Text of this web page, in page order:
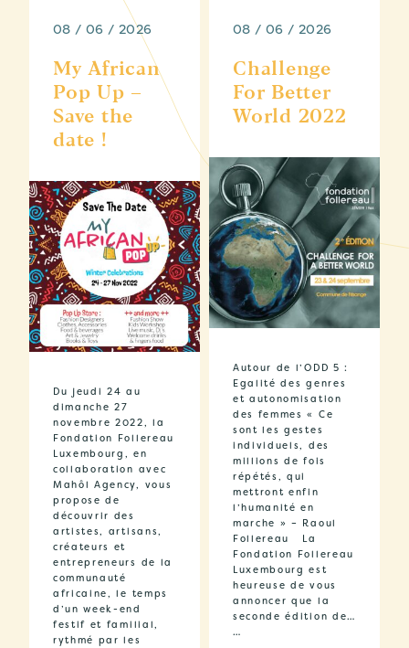
08 / 06 / 2026
My African
Pop Up –
Save the
date !
Du jeudi 24 au
dimanche 27
novembre 2022, la
Fondation Follereau
Luxembourg, en
collaboration avec
Mahôl Agency, vous
propose de
découvrir des
artistes, artisans,
créateurs et
entrepreneurs de la
communauté
africaine, le temps
d’un week-end
festif et familial,
rythmé par les
08 / 06 / 2026
Challenge
For Better
World 2022
Autour de l’ODD 5 :
Egalité des genres
et autonomisation
des femmes « Ce
sont les gestes
individuels, des
millions de fois
répétés, qui
mettront enfin
l’humanité en
marche » – Raoul
Follereau La
Fondation Follereau
Luxembourg est
heureuse de vous
annoncer que la
seconde édition de…
…